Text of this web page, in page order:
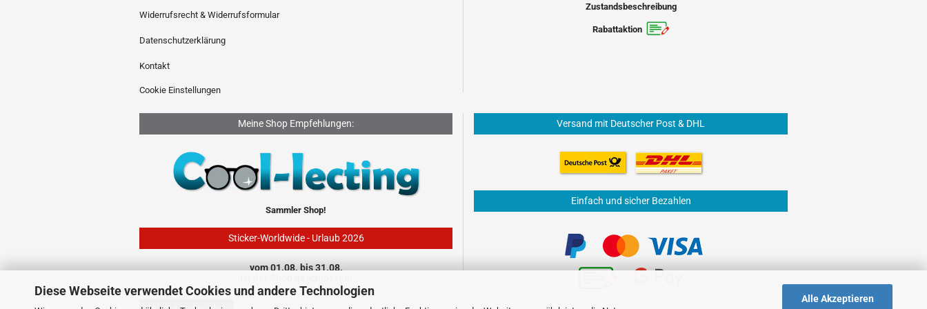
Diese Webseite verwendet Cookies und andere Technologien
Alle Akzeptieren
Widerrufsrecht & Widerrufsformular
Datenschutzerklärung
Kontakt
Cookie Einstellungen
Zustandsbeschreibung
Rabattaktion
Meine Shop Empfehlungen:
Sammler Shop!
Sticker-Worldwide - Urlaub 2026
vom 01.08. bis 31.08.
Versand mit Deutscher Post & DHL
Einfach und sicher Bezahlen